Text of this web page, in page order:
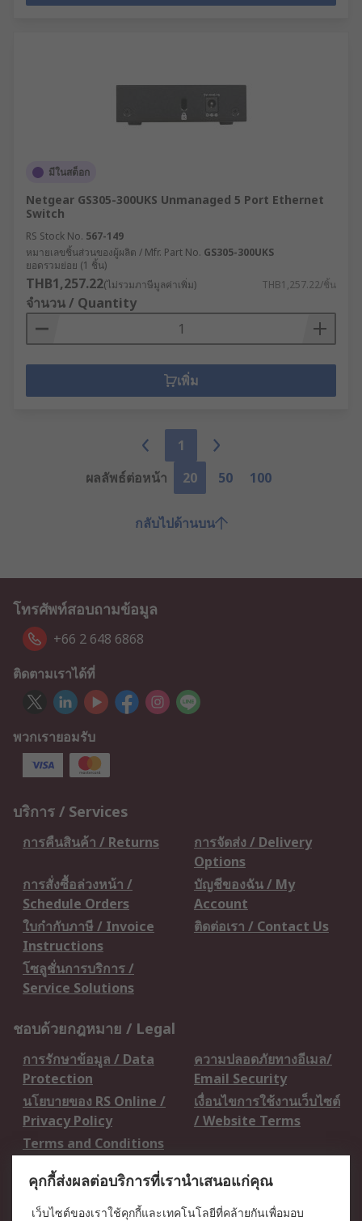
มีในสต็อก
Netgear GS305-300UKS Unmanaged 5 Port Ethernet
Switch
RS Stock No. 567-149
หมายเลขชิ้นส่วนของผู้ผลิต / Mfr. Part No. GS305-300UKS
ยอดรวมย่อย (1 ชิ้น)
THB1,257.22(ไม่รวมภาษีมูลค่าเพิ่ม) THB1,257.22/ชิ้น
จำนวน / Quantity
เพิ่ม
1
ผลลัพธ์ต่อหน้า
20 50 100
กลับไปด้านบน
โทรศัพท์สอบถามข้อมูล
+66 2 648 6868
ติดตามเราได้ที่
พวกเรายอมรับ
บริการ / Services
การคืนสินค้า / Returns
การจัดส่ง / Delivery
Options
การสั่งซื้อล่วงหน้า /
Schedule Orders
บัญชีของฉัน / My
Account
ใบกำกับภาษี / Invoice
Instructions
ติดต่อเรา / Contact Us
โซลูชั่นการบริการ /
Service Solutions
ชอบด้วยกฎหมาย / Legal
การรักษาข้อมูล / Data
Protection
ความปลอดภัยทางอีเมล/
Email Security
นโยบายของ RS Online /
Privacy Policy
เงื่อนไขการใช้งานเว็บไซต์
/ Website Terms
Terms and Conditions
เกี่ยวกับ RS / About RS
คุกกี้ส่งผลต่อบริการที่เรานำเสนอแก่คุณ
เว็บไซต์ของเราใช้คุกกี้และเทคโนโลยีที่คล้ายกันเพื่อมอบ